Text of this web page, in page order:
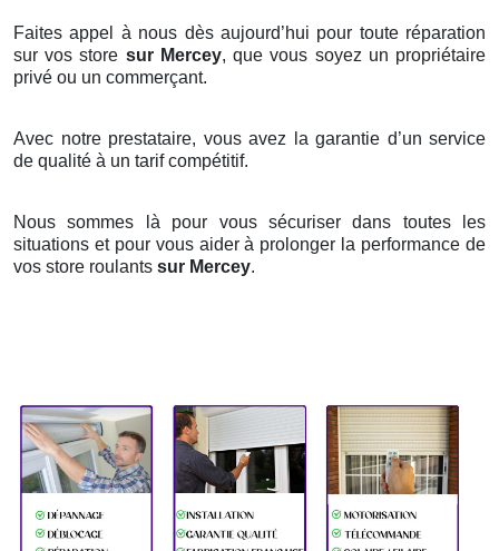
Faites appel à nous dès aujourd’hui pour toute réparation
sur vos store sur Mercey, que vous soyez un propriétaire
privé ou un commerçant.
Avec notre prestataire, vous avez la garantie d’un service
de qualité à un tarif compétitif.
Nous sommes là pour vous sécuriser dans toutes les
situations et pour vous aider à prolonger la performance de
vos store roulants sur Mercey.